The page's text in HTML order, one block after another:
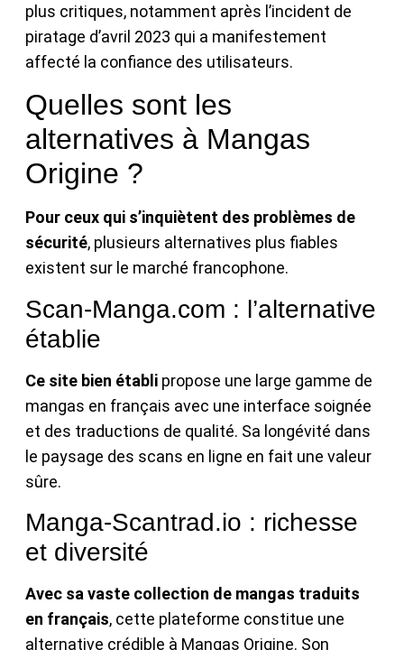
plus critiques, notamment après l’incident de
piratage d’avril 2023 qui a manifestement
affecté la confiance des utilisateurs.
Quelles sont les
alternatives à Mangas
Origine ?
Pour ceux qui s’inquiètent des problèmes de
sécurité, plusieurs alternatives plus fiables
existent sur le marché francophone.
Scan-Manga.com : l’alternative
établie
Ce site bien établi propose une large gamme de
mangas en français avec une interface soignée
et des traductions de qualité. Sa longévité dans
le paysage des scans en ligne en fait une valeur
sûre.
Manga-Scantrad.io : richesse
et diversité
Avec sa vaste collection de mangas traduits
en français, cette plateforme constitue une
alternative crédible à Mangas Origine. Son